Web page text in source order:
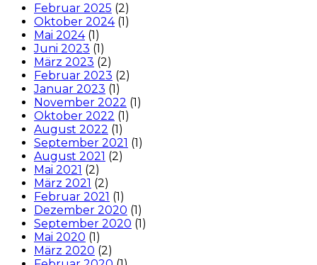
Februar 2025 (2)
Oktober 2024(1)
Mai 2024(1)
Juni 2023 (1)
März 2023 (2)
Februar 2023 (2)
Januar 2023 (1)
November 2022 (1)
Oktober 2022 (1)
August 2022 (1)
September 2021 (1)
August 2021 (2)
Mai 2021 (2)
März 2021 (2)
Februar 2021 (1)
Dezember 2020 (1)
September 2020 (1)
Mai 2020 (1)
März 2020 (2)